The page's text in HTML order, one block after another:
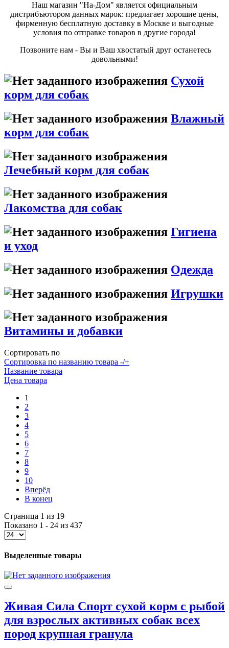
Наш магазин "На-Дом" является официальным
дистрибъютором данных марок: предлагает хорошие цены,
фирменную бесплатную доставку в Москве и выгодные
условия по отправке товаров в другие города!
Позвоните нам - Вы и Ваш хвостатый друг останетесь
довольными!
Сухой
корм для собак
Влажный
корм для собак
Лечебный корм для собак
Лакомства для собак
Гигиена
и уход
Одежда
Игрушки
Витамины и добавки
Сортировать по
Сортировка по названию товара -/+
Название товара
Цена товара
1
2
3
4
5
6
7
8
9
10
Вперёд
В конец
Страница 1 из 19
Показано 1 - 24 из 437
Выделенные товары
Живая Сила Спорт сухой корм с рыбой
для взрослых активных собак всех
пород крупная гранула